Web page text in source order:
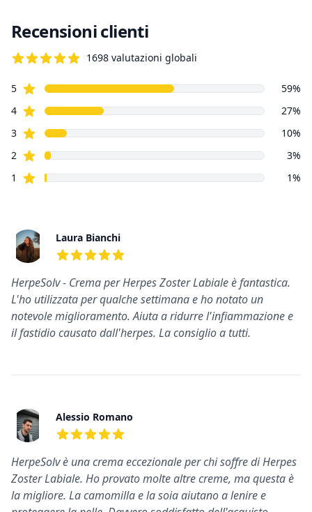
Recensioni clienti
1698 valutazioni globali
Recensioni clienti
5Stelle recensioni 59%
4Stelle recensioni 27%
3Stelle recensioni 10%
2 Stelle recensioni 3%
1
Stelle recensioni 1%
Recensioni recenti
Laura Bianchi
HerpeSolv - Crema per Herpes Zoster Labiale è fantastica.
L'ho utilizzata per qualche settimana e ho notato un
notevole miglioramento. Aiuta a ridurre l'infiammazione e
il fastidio causato dall'herpes. La consiglio a tutti.
Alessio Romano
HerpeSolv è una crema eccezionale per chi soffre di Herpes
Zoster Labiale. Ho provato molte altre creme, ma questa è
la migliore. La camomilla e la soia aiutano a lenire e